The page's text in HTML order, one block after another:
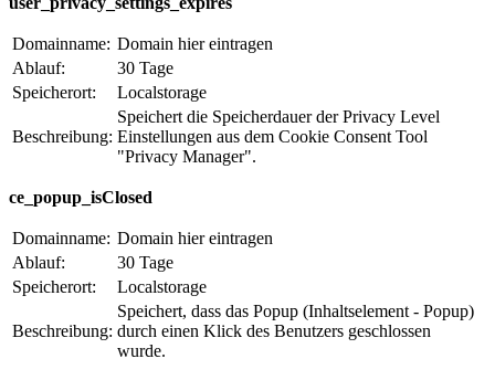
Domainname: Domain hier eintragen
Ablauf:
30 Tage
Speicherort:
Localstorage
Beschreibung:
Speichert die Speicherdauer der Privacy Level
Einstellungen aus dem Cookie Consent Tool
"Privacy Manager".
ce_popup_isClosed
Domainname: Domain hier eintragen
Ablauf:
30 Tage
Speicherort:
Localstorage
Beschreibung:
Speichert, dass das Popup (Inhaltselement - Popup)
durch einen Klick des Benutzers geschlossen
wurde.